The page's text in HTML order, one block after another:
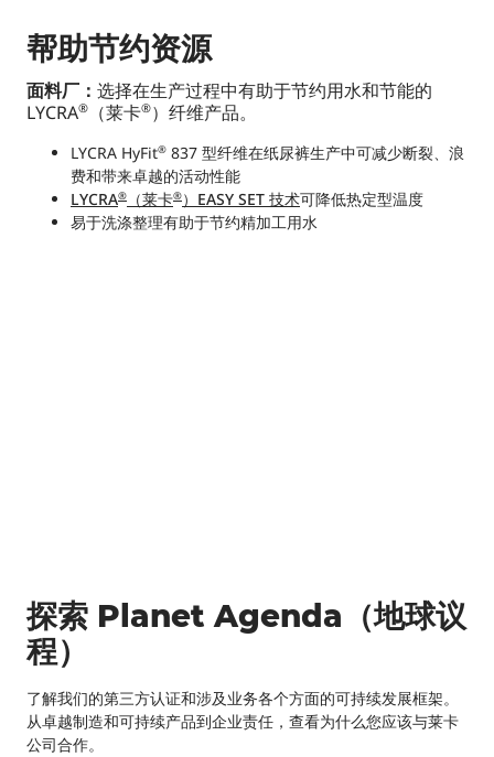
帮助节约资源
面料厂： 选择在生产过程中有助于节约用水和节能的
LYCRA® （莱卡®）纤维产品。
LYCRA HyFit® 837 型纤维在纸尿裤生产中可减少断裂、浪
费和带来卓越的活动性能
LYCRA® （莱卡®）EASY SET 技术可降低热定型温度
易于洗涤整理有助于节约精加工用水
探索 Planet Agenda（地球议
程）
了解我们的第三方认证和涉及业务各个方面的可持续发展框架。
从卓越制造和可持续产品到企业责任，查看为什么您应该与莱卡
公司合作。